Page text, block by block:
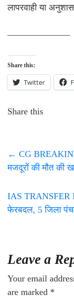
लापरवाही या
———————
Share this:
Twitter
Share this
← CG
मजदूरों की मौत की
IAS TRANSFER
फेरबदल, 5 जिला
Leave a
Your email
are marked *